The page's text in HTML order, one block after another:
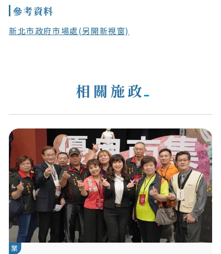
參考資料
新北市政府市場處(另開新視窗)
相關施政
業